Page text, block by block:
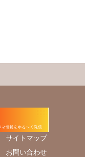
サイトマップ
お問い合わせ